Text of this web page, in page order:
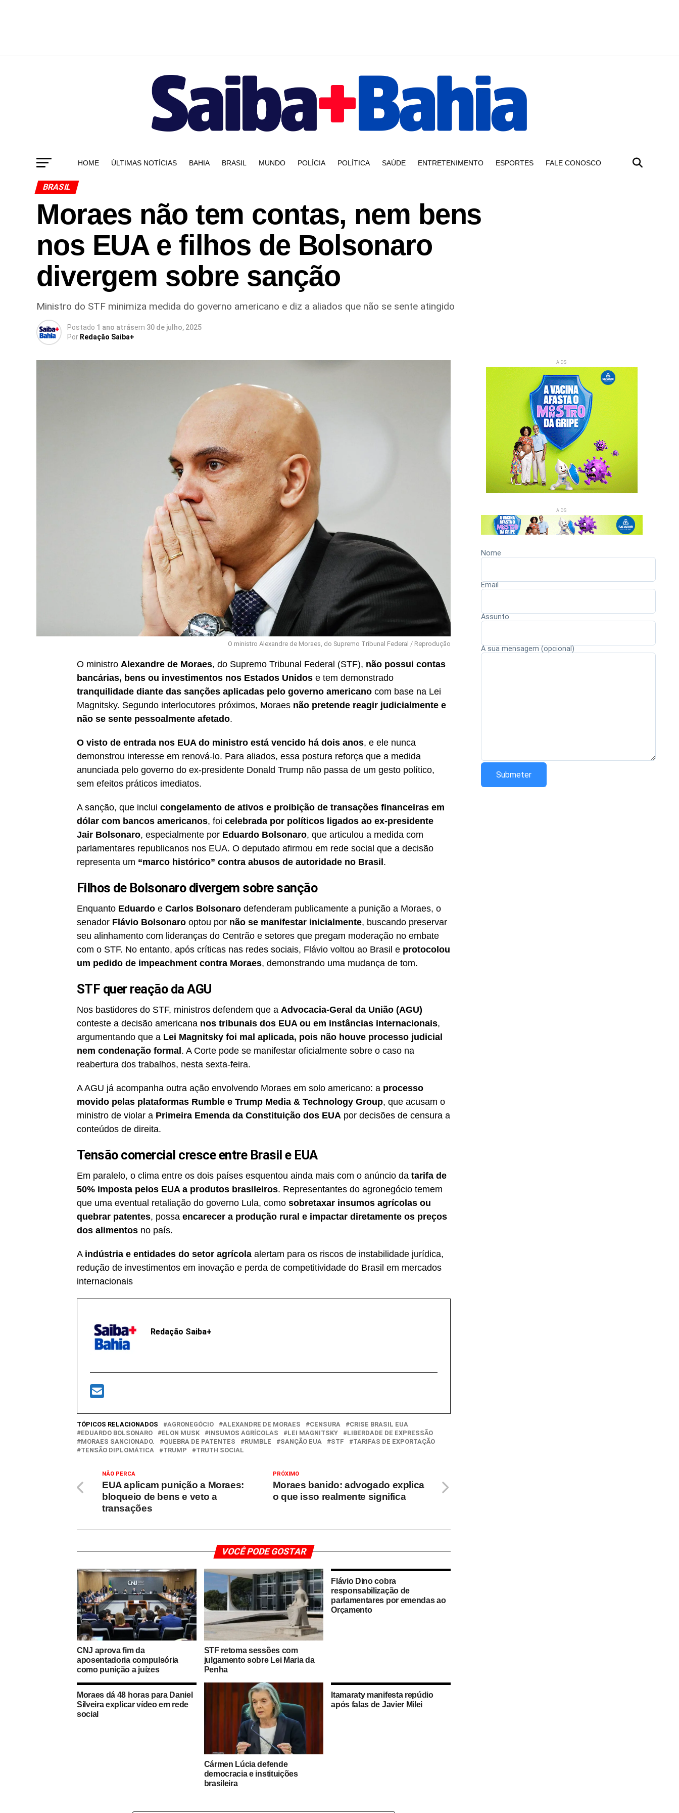
HOME ÚLTIMAS NOTÍCIAS BAHIA BRASIL MUNDO POLÍCIA POLÍTICA SAÚDE ENTRETENIMENTO ESPORTES FALE CONOSCO
BRASIL
Moraes não tem contas, nem bens
nos EUA e filhos de Bolsonaro
divergem sobre sanção
Ministro do STF minimiza medida do governo americano e diz a aliados que não se sente atingido
Postado 1 ano atrásem 30 de julho, 2025
Por Redação Saiba+
O ministro Alexandre de Moraes, do Supremo Tribunal Federal / Reprodução
O ministro Alexandre de Moraes, do Supremo Tribunal Federal (STF), não possui contas
bancárias, bens ou investimentos nos Estados Unidos e tem demonstrado
tranquilidade diante das sanções aplicadas pelo governo americano com base na Lei
Magnitsky. Segundo interlocutores próximos, Moraes não pretende reagir judicialmente e
não se sente pessoalmente afetado.
O visto de entrada nos EUA do ministro está vencido há dois anos, e ele nunca
demonstrou interesse em renová-lo. Para aliados, essa postura reforça que a medida
anunciada pelo governo do ex-presidente Donald Trump não passa de um gesto político,
sem efeitos práticos imediatos.
A sanção, que inclui congelamento de ativos e proibição de transações financeiras em
dólar com bancos americanos, foi celebrada por políticos ligados ao ex-presidente
Jair Bolsonaro, especialmente por Eduardo Bolsonaro, que articulou a medida com
parlamentares republicanos nos EUA. O deputado afirmou em rede social que a decisão
representa um “marco histórico” contra abusos de autoridade no Brasil .
Filhos de Bolsonaro divergem sobre sanção
Enquanto Eduardo e Carlos Bolsonaro defenderam publicamente a punição a Moraes, o
senador Flávio Bolsonaro optou por não se manifestar inicialmente, buscando preservar
seu alinhamento com lideranças do Centrão e setores que pregam moderação no embate
com o STF. No entanto, após críticas nas redes sociais, Flávio voltou ao Brasil e protocolou
um pedido de impeachment contra Moraes, demonstrando uma mudança de tom.
STF quer reação da AGU
Nos bastidores do STF, ministros defendem que a Advocacia-Geral da União (AGU)
conteste a decisão americana nos tribunais dos EUA ou em instâncias internacionais,
argumentando que a Lei Magnitsky foi mal aplicada, pois não houve processo judicial
nem condenação formal . A Corte pode se manifestar oficialmente sobre o caso na
reabertura dos trabalhos, nesta sexta-feira.
A AGU já acompanha outra ação envolvendo Moraes em solo americano: a processo
movido pelas plataformas Rumble e Trump Media & Technology Group, que acusam o
ministro de violar a Primeira Emenda da Constituição dos EUA por decisões de censura a
conteúdos de direita.
Tensão comercial cresce entre Brasil e EUA
Em paralelo, o clima entre os dois países esquentou ainda mais com o anúncio da tarifa de
50% imposta pelos EUA a produtos brasileiros. Representantes do agronegócio temem
que uma eventual retaliação do governo Lula, como sobretaxar insumos agrícolas ou
quebrar patentes, possa encarecer a produção rural e impactar diretamente os preços
dos alimentos no país.
A indústria e entidades do setor agrícola alertam para os riscos de instabilidade jurídica,
redução de investimentos em inovação e perda de competitividade do Brasil em mercados
internacionais
Redação Saiba+
TÓPICOS RELACIONADOS AGRONEGÓCIO ALEXANDRE DE MORAES CENSURA
CRISE BRASIL EUA
EDUARDO BOLSONARO
ELON MUSK INSUMOS AGRÍCOLAS LEI MAGNITSKY
LIBERDADE DE EXPRESSÃO
MORAES SANCIONADO.
QUEBRA DE PATENTES RUMBLE SANÇÃO EUA STF
TARIFAS DE EXPORTAÇÃO
TENSÃO DIPLOMÁTICA
TRUMP TRUTH SOCIAL
PRÓXIMO
Moraes banido: advogado explica
o que isso realmente significa
NÃO PERCA
EUA aplicam punição a Moraes:
bloqueio de bens e veto a
transações
VOCÊ PODE GOSTAR
CNJ aprova fim da
aposentadoria compulsória
como punição a juízes
STF retoma sessões com
julgamento sobre Lei Maria da
Penha
Flávio Dino cobra
responsabilização de
parlamentares por emendas ao
Orçamento
Moraes dá 48 horas para Daniel
Silveira explicar vídeo em rede
social
Cármen Lúcia defende
democracia e instituições
brasileira
Itamaraty manifesta repúdio
após falas de Javier Milei
ADS
ADS
Nome
Email
Assunto
A sua mensagem (opcional)